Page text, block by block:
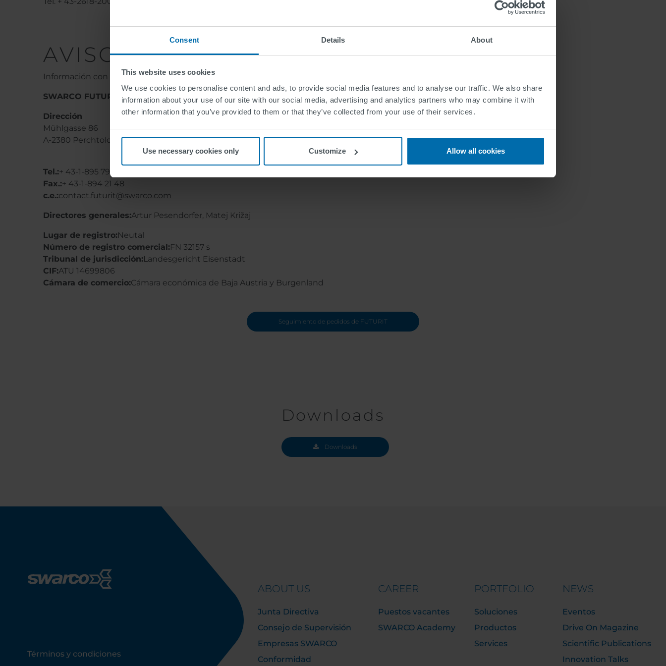
Consent Details About
This website uses cookies
We use cookies to personalise content and ads, to provide social media features and to analyse our traffic. We also share
information about your use of our site with our social media, advertising and analytics partners who may combine it with
other information that you’ve provided to them or that they’ve collected from your use of their services.
Use necessary cookies only Customize Allow all cookies
AVISO LEGAL
Información con arreglo al Art. 5 (1) de la Ley de comercio electrónico
SWARCO FUTURIT Verkehrssignalsysteme Ges.m.b.H
Dirección
Mühlgasse 86
A-2380 Perchtoldsdorf, Austria
Tel.:+ 43-1-895 79 24
Fax.:+ 43-1-894 21 48
c.e.:contact.futurit@swarco.com
Directores generales:Artur Pesendorfer, Matej Križaj
Lugar de registro:Neutal
Número de registro comercial:FN 32157 s
Tribunal de jurisdicción:Landesgericht Eisenstadt
CIF:ATU 14699806
Cámara de comercio:Cámara económica de Baja Austria y Burgenland
Seguimiento de pedidos de FUTURIT
Downloads
Downloads
Footer
Términos y condiciones
ABOUT US
Junta Directiva
Consejo de Supervisión
Empresas SWARCO
Conformidad
CAREER
Puestos vacantes
SWARCO Academy
PORTFOLIO
Soluciones
Productos
Services
NEWS
Eventos
Drive On Magazine
Scientific Publications
Innovation Talks